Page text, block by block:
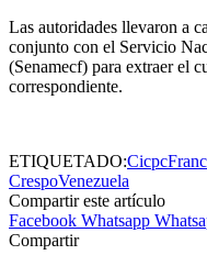
Las autoridades llevaron a
conjunto con el Servicio
(Senamecf) para extraer el
correspondiente.
ETIQUETADO:Cicpc
CrespoVenezuela
Compartir este artículo
Facebook Whatsapp
Compartir